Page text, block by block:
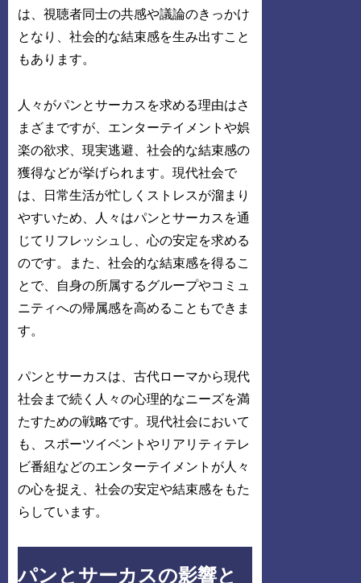
は、視聴者同士の共感や議論のきっかけ
となり、社会的な結束感を生み出すこと
もあります。
人々がパンとサーカスを求める理由はさ
まざまですが、エンターテイメントや娯
楽の欲求、現実逃避、社会的な結束感の
獲得などが挙げられます。現代社会で
は、日常生活が忙しくストレスが溜まり
やすいため、人々はパンとサーカスを通
じてリフレッシュし、心の安定を求める
のです。また、社会的な結束感を得るこ
とで、自身の所属するグループやコミュ
ニティへの帰属感を高めることもできま
す。
パンとサーカスは、古代ローマから現代
社会まで続く人々の心理的なニーズを満
たすための戦略です。現代社会において
も、スポーツイベントやリアリティテレ
ビ番組などのエンターテイメントが人々
の心を捉え、社会の安定や結束感をもた
らしています。
パンとサーカスの影響と